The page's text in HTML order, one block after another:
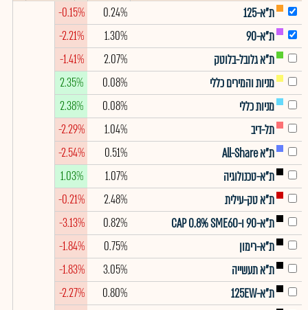
ת"א-125
0.24%
-0.15%
ת"א-90
1.30%
-2.21%
ת"א גלובל-בלוטק
2.07%
-1.41%
מניות והמירים כללי
0.08%
2.35%
מניות כללי
0.08%
2.38%
תל-דיב
1.04%
-2.29%
ת"א All-Share
0.51%
-2.54%
ת"א-טכנולוגיה
1.07%
1.03%
ת"א טק-עילית
2.48%
-0.21%
ת"א-90 ו-CAP 0.8% SME60
0.82%
-3.13%
ת"א-רימון
0.75%
-1.84%
ת"א תעשייה
3.05%
-1.83%
ת"א-125EW
0.80%
-2.27%